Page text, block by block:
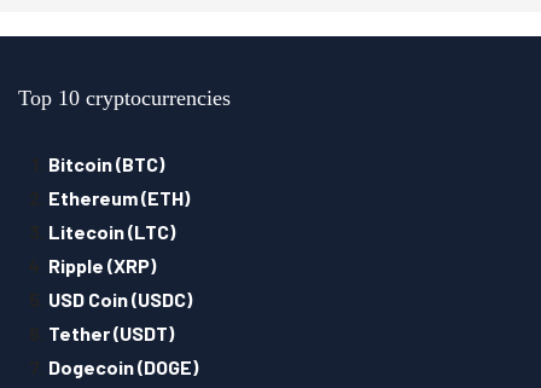
Top 10 cryptocurrencies
Bitcoin (BTC)
Ethereum (ETH)
Litecoin (LTC)
Ripple (XRP)
USD Coin (USDC)
Tether (USDT)
Dogecoin (DOGE)